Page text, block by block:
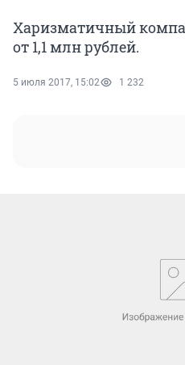
Харизматичный
от 1,1 млн рублей.
5 июля 2017, 15:02 1 232